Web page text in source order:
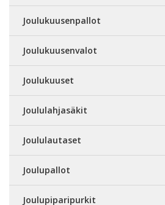
Joulukuusenpallot
Joulukuusenvalot
Joulukuuset
Joululahjasäkit
Joululautaset
Joulupallot
Joulupiparipurkit